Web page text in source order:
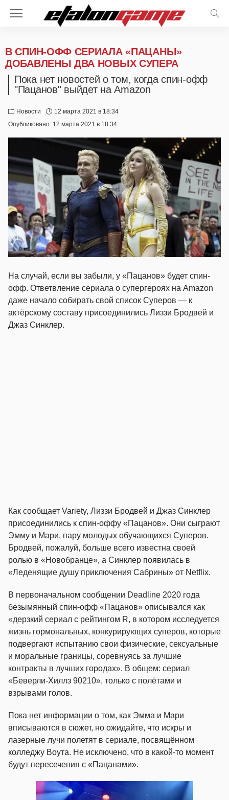
В СПИН-ОФФ СЕРИАЛА «ПАЦАНЫ»
ДОБАВЛЕНЫ ДВА НОВЫХ СУПЕРА
Пока нет новостей о том, когда спин-офф
"Пацанов" выйдет на Amazon
Новости
12 марта 2021 в 18:34
Опубликовано: 12 марта 2021 в 18:34
На случай, если вы забыли, у «Пацанов» будет спин-
офф. Ответвление сериала о супергероях на Amazon
даже начало собирать свой список Суперов — к
актёрскому составу присоединились Лиззи Бродвей и
Джаз Синклер.
Как сообщает Variety, Лиззи Бродвей и Джаз Синклер
присоединились к спин-оффу «Пацанов». Они сыграют
Эмму и Мари, пару молодых обучающихся Суперов.
Бродвей, пожалуй, больше всего известна своей
ролью в «Новобранце», а Синклер появилась в
«Леденящие душу приключения Сабрины» от Netflix.
В первоначальном сообщении Deadline 2020 года
безымянный спин-офф «Пацанов» описывался как
«дерзкий сериал с рейтингом R, в котором исследуется
жизнь гормональных, конкурирующих суперов, которые
подвергают испытанию свои физические, сексуальные
и моральные границы, соревнуясь за лучшие
контракты в лучших городах». В общем: сериал
«Беверли-Хиллз 90210», только с полётами и
взрывами голов.
Пока нет информации о том, как Эмма и Мари
вписываются в сюжет, но ожидайте, что искры и
лазерные лучи полетят в сериале, посвящённом
колледжу Воута. Не исключено, что в какой-то момент
будут пересечения с «Пацанами».